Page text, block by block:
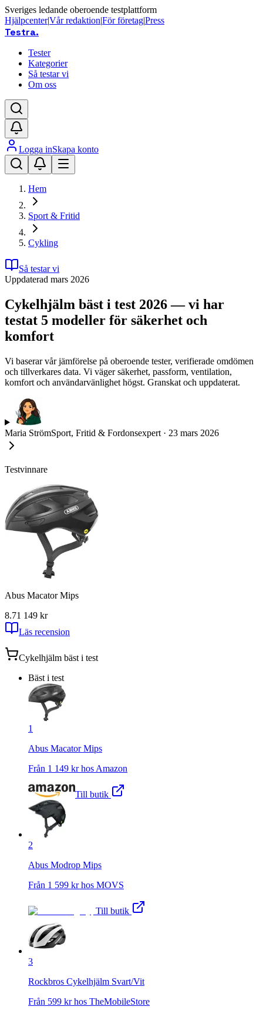
Sveriges ledande oberoende testplattform
Hjälpcenter|Vår redaktion|För företag|Press
Testra.
Tester
Kategorier
Så testar vi
Om oss
Logga inSkapa konto
Hem
Sport & Fritid
Cykling
Så testar vi
Uppdaterad mars 2026
Cykelhjälm bäst i test 2026 — vi har
testat 5 modeller för säkerhet och
komfort
Vi baserar vår jämförelse på oberoende tester, verifierade omdömen
och tillverkares data. Vi väger säkerhet, passform, ventilation,
komfort och användarvänlighet högst. Granskat och uppdaterat.
Maria StrömSport, Fritid & Fordonsexpert · 23 mars 2026
Testvinnare
Abus Macator Mips
8.71 149 kr
Läs recension
Cykelhjälm bäst i test
Bäst i test
1
Abus Macator Mips
Från 1 149 kr hos Amazon
Till butik
2
Abus Modrop Mips
Från 1 599 kr hos MOVS
Till butik
3
Rockbros Cykelhjälm Svart/Vit
Från 599 kr hos TheMobileStore